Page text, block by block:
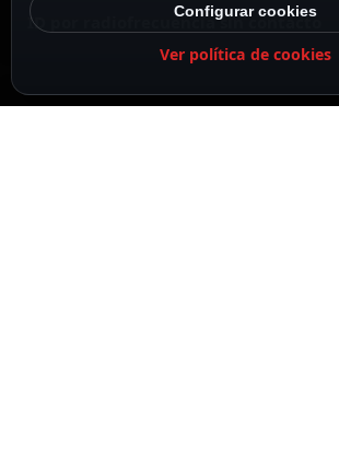
ID por radiofrecuencia sin contacto
Configurar cookies
Ver política de cookies